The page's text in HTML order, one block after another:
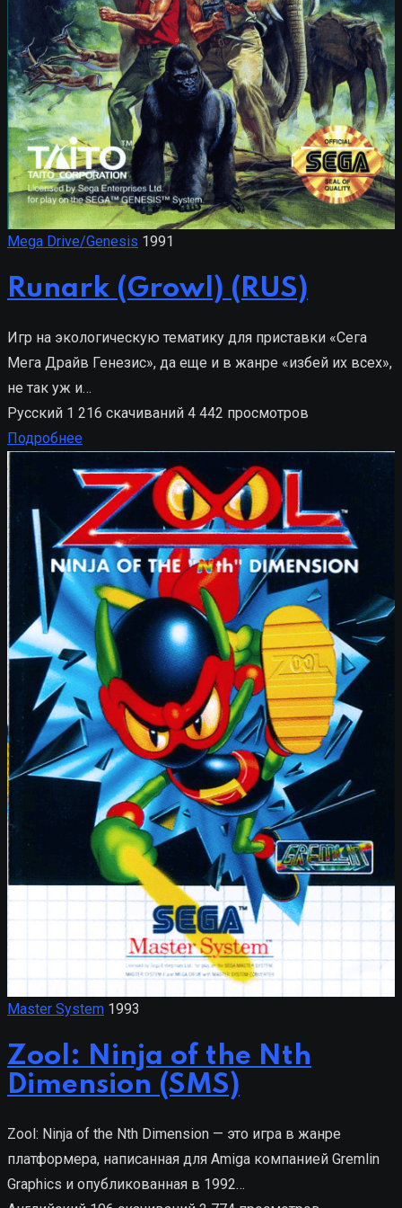
Mega Drive/Genesis 1991
Runark (Growl) (RUS)
Игр на экологическую тематику для приставки «Сега
Мега Драйв Генезис», да еще и в жанре «избей их всех»,
не так уж и…
Русский 1 216 скачиваний 4 442 просмотров
Подробнее
Master System 1993
Zool: Ninja of the Nth
Dimension (SMS)
Zool: Ninja of the Nth Dimension — это игра в жанре
платформера, написанная для Amiga компанией Gremlin
Graphics и опубликованная в 1992…